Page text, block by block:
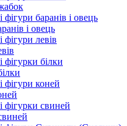
і овець